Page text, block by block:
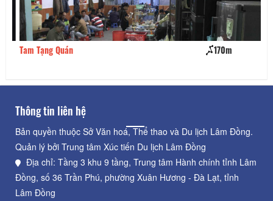
Tam Tạng Quán 170m
Thông tin liên hệ
Bản quyền thuộc Sở Văn hoá, Thể thao và Du lịch Lâm Đồng.
Quản lý bởi Trung tâm Xúc tiến Du lịch Lâm Đồng
Địa chỉ: Tầng 3 khu 9 tầng, Trung tâm Hành chính tỉnh Lâm
Đồng, số 36 Trần Phú, phường Xuân Hương - Đà Lạt, tỉnh
Lâm Đồng